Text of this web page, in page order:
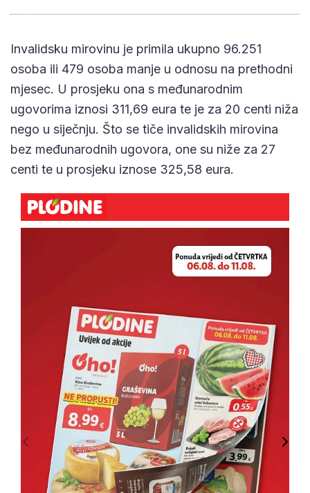
Invalidsku mirovinu je primila ukupno 96.251
osoba ili 479 osoba manje u odnosu na prethodni
mjesec. U prosjeku ona s međunarodnim
ugovorima iznosi 311,69 eura te je za 20 centi niža
nego u siječnju. Što se tiče invalidskih mirovina
bez međunarodnih ugovora, one su niže za 27
centi te u prosjeku iznose 325,58 eura.